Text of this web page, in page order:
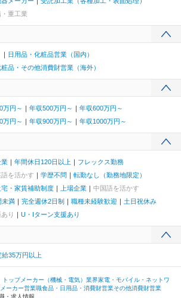
重工業
日用品・化粧品営業（国内）
品・その他消費財営業（海外）
万円～ 年収500万円～
年収600万円～
万円～ 年収900万円～ 年収1000万円～
業 年間休日120日以上
フレックス勤務
語を活かす 学歴不問
転勤なし（勤務地限定）
宅・家賃補助制度 上場企業
中国語を活かす
未満 完全週休2日制 職種未経験歓迎
土日祝休み
り U・Iターン支援あり
給35万円以上
トップメーカー（機械・電気）業界家電・モバイル・ネットワ
ーカー営業職食品・日用品・消費財営業その他消費財営業
・求人情報